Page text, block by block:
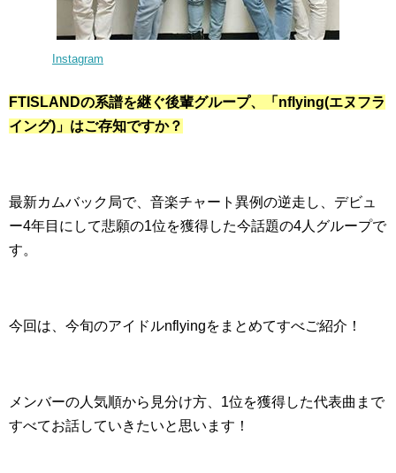
Instagram
FTISLANDの系譜を継ぐ後輩グループ、「nflying(エヌフラ
イング)」はご存知ですか？
最新カムバック局で、音楽チャート異例の逆走し、デビュ
ー4年目にして悲願の1位を獲得した今話題の4人グループで
す。
今回は、今旬のアイドルnflyingをまとめてすべご紹介！
メンバーの人気順から見分け方、1位を獲得した代表曲まで
すべてお話していきたいと思います！